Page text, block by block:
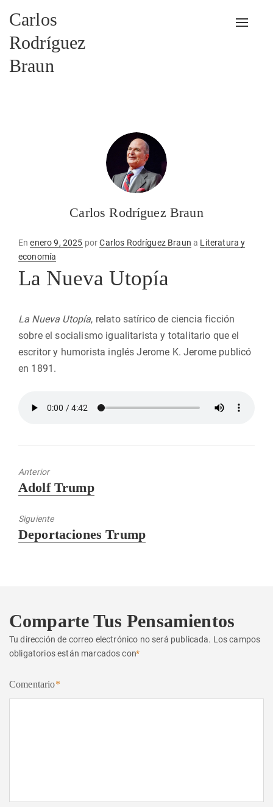
Carlos
Rodríguez
Braun
Carlos Rodríguez Braun
EnPublicado
en
enero 9, 2025 porCarlos Rodríguez Braun a Literatura y
economía
La Nueva Utopía
La Nueva Utopía, relato satírico de ciencia ficción
sobre el socialismo igualitarista y totalitario que el
escritor y humorista inglés Jerome K. Jerome publicó
en 1891.
Anterior
Entrada
Adolf Trump
Siguiente
Entrada
Deportaciones Trump
Comparte Tus Pensamientos
Tu dirección de correo electrónico no será publicada. Los campos
obligatorios están marcados con*
Comentario*